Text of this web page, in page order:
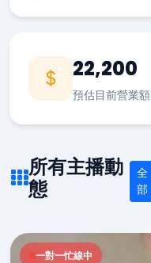
22,200
預估目前營業額
所有主播動
態
全
部
一對一忙線中